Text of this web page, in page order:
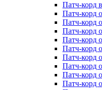
Патч-корд
Патч-корд
Патч-корд
Патч-корд
Патч-корд
Патч-корд
Патч-корд
Патч-корд
Патч-корд
Патч-корд